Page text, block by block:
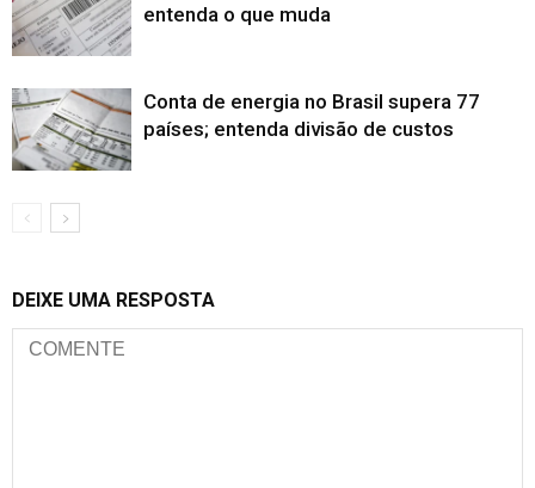
entenda o que muda
Conta de energia no Brasil supera 77
países; entenda divisão de custos
DEIXE UMA RESPOSTA